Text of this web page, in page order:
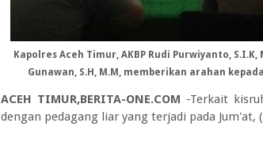
Kapolres Aceh Timur, AKBP Rudi Purwiyanto,
Gunawan, S.H, M.M, memberikan arahan
ACEH TIMUR,BERITA-ONE.COM -Terkait
dengan pedagang liar yang terjadi pada Jum'at,